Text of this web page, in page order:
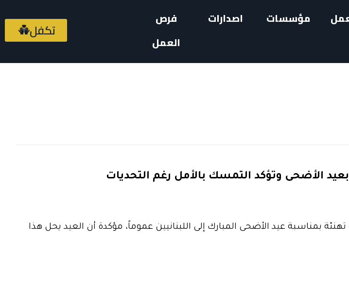
مؤسسات اصدارات
فرص
العمل
تكفل
بعيد الأضحى وتؤكد التمسك بالأمل رغم التحديات
بمناسبة عيد الأضحى المبارك إلى اللبنانيين عموماً، مؤكدة أن العيد يحل هذا